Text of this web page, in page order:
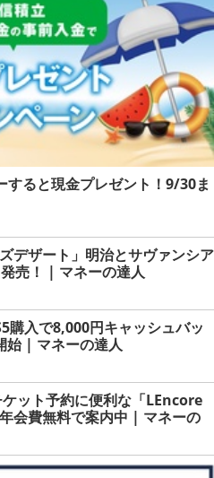
すると現金プレゼント！9/30ま
デザート」明治とサヴァンシア
売！ | マネーの達人
購入で8,000円キャッシュバッ
始 | マネーの達人
ット予約に便利な「LEncore
会費無料で案内中 | マネーの